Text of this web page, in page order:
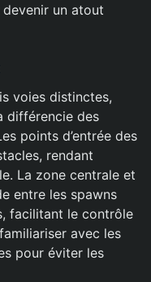
un atout
voies distinctes,
différencie des
points d’entrée des
rendant
La zone centrale et
entre les spawns
facilitant le contrôle
avec les
pour éviter les